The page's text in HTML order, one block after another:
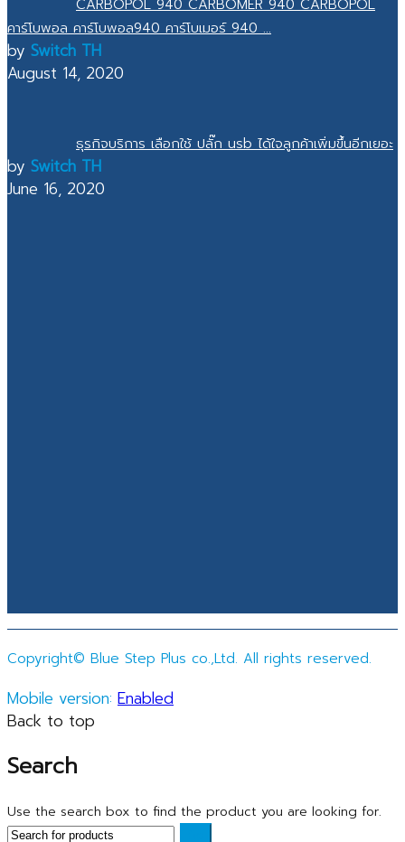
CARBOPOL 940 CARBOMER 940 CARBOPOL
คาร์โบพอล คาร์โบพอล940 คาร์โบเมอร์ 940 ...
by Switch TH
August 14, 2020
ธุรกิจบริการ เลือกใช้ ปลั๊ก usb ได้ใจลูกค้าเพิ่มขึ้นอีกเยอะ
by Switch TH
June 16, 2020
Copyright© Blue Step Plus co.,Ltd. All rights reserved.
Mobile version: Enabled
Back to top
Search
Use the search box to find the product you are looking for.